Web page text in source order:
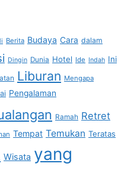
Berita Budaya Cara dalam
Dingin Dunia Hotel Ide Indah Ini
Liburan Mengapa
Pengalaman
Ramah Retret
Tempat Temukan Teratas
Wisata yang